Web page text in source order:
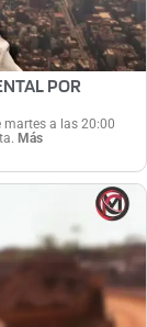
POR
martes a las 20:00
Más